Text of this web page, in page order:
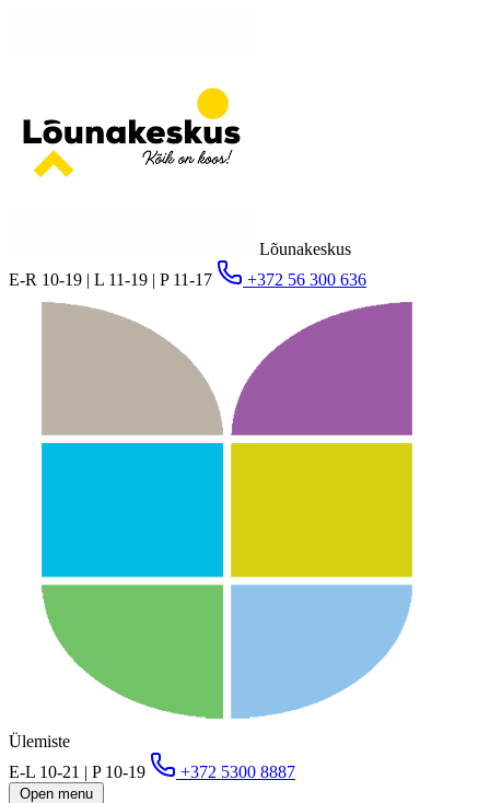
Lõunakeskus
E-R 10-19 | L 11-19 | P 11-17
+372 56 300 636
Ülemiste
E-L 10-21 | P 10-19
+372 5300 8887
Open menu